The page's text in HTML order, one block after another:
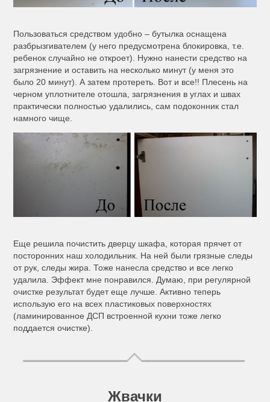
Пользоваться средством удобно – бутылка оснащена
разбрызгивателем (у него предусмотрена блокировка, т.е.
ребенок случайно не откроет). Нужно нанести средство на
загрязнение и оставить на несколько минут (у меня это
было 20 минут). А затем протереть. Вот и все!! Плесень на
черном уплотнителе отошла, загрязнения в углах и швах
практически полностью удалились, сам подоконник стал
намного чище.
Еще решила почистить дверцу шкафа, которая прячет от
посторонних наш холодильник. На ней были грязные следы
от рук, следы жира. Тоже нанесла средство и все легко
удалила. Эффект мне понравился. Думаю, при регулярной
очистке результат будет еще лучше. Активно теперь
использую его на всех пластиковых поверхностях
(ламинированное ДСП встроенной кухни тоже легко
поддается очистке).
Жвачки